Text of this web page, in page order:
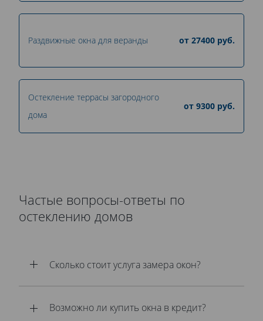
Раздвижные окна для веранды от 27400 руб.
Остекление террасы загородного
дома
от 9300 руб.
Частые вопросы-ответы по
остеклению домов
Сколько стоит услуга замера окон?
Возможно ли купить окна в кредит?